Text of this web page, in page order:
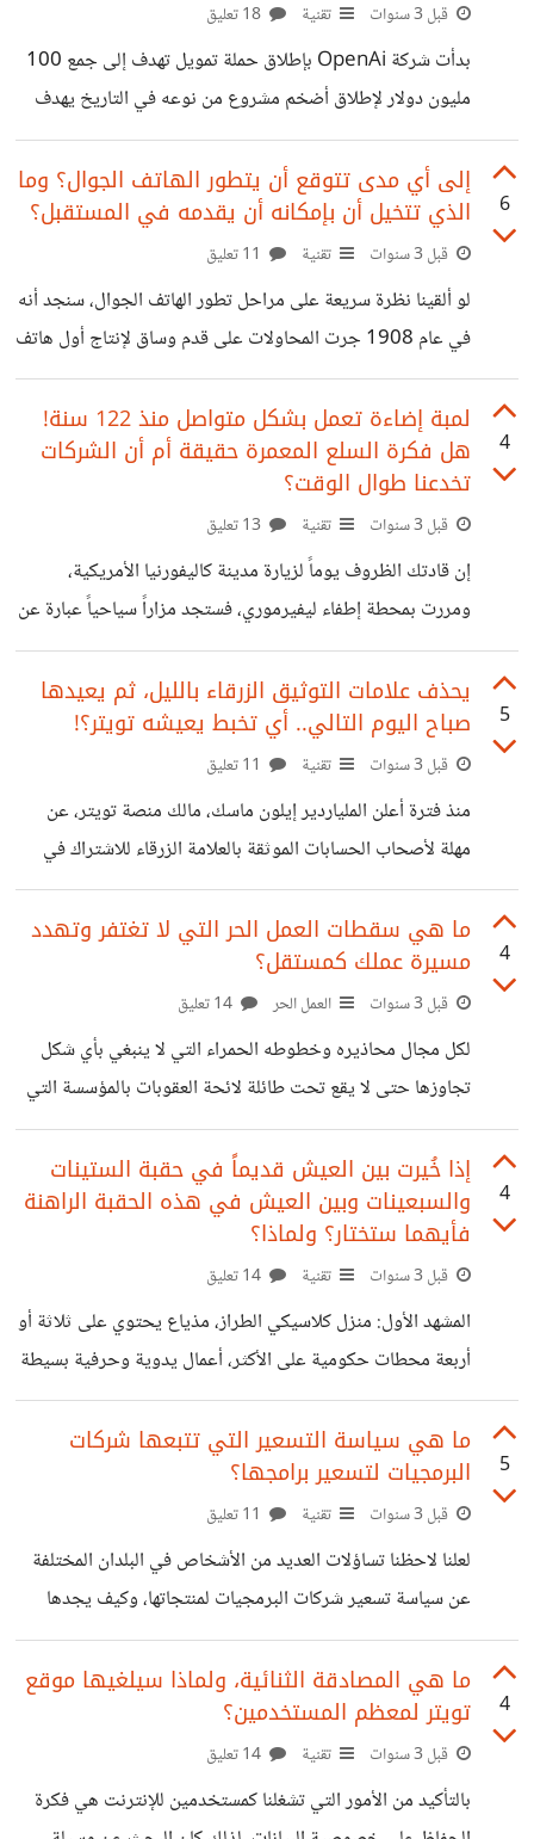
وطالبت جهات عديدة بحظره في بعض الدول، بينما لاقى انتشاراً
واسعاً في دول أخرى. لعل الفجوة الفكرية الكبيرة بين كل جيل
والذي يليه، هي أهم
قبل 3 سنوات تقنية
بدأت شركة OpenAi بإطلاق حملة تمويل تهدف إلى جمع 100
مليون دولار لإطلاق أضخم مشروع من نوعه في التاريخ يهدف
إلى مسح بصمة العين لكل إنسان على الكوكب، مقابل عملات
رقمية جديدة تدعى WorldCoin وتهدف تلك الحملة إلى تكوين
أكبر قاعدة بيانات لهويات المستخدمين في التاريخ، تتضمن سجل
بصمات العين لكل شخص في العالم، وذلك لغرض القضاء على
الهويات المزيفة وال bots التي تنتحل صفة بشر، وكذلك
التقييمات المزيفة على مواقع البيع والشراء ومواقع التواصل
6
إلى أي مدى تتوقع أن يتطور الهاتف الجوال؟ وما
الذي تتخيل أن بإمكانه أن يقدمه في المستقبل؟
قبل 3 سنوات تقنية
لو ألقينا نظرة سريعة على مراحل تطور الهاتف الجوال، سنجد أنه
في عام 1908 جرت المحاولات على قدم وساق لإنتاج أول هاتف
لاسلكي في التاريخ، واستمرت تلك المحاولات إلى أن ظهر أول
هاتف محمول متاح للعامة في عام 1973، وكان يزن 1.1 كلغ!
وفي عام 1992 تم إرسال أول رسالة نصية قصيرة SMS من
أول خدمة تحميل مدفوعة في العالم تقدم "رنات الهاتف"
المخصصة، عقبها إطلاق الوجوه التعبيرية "الإيموجيز"
4
لمبة إضاءة تعمل بشكل متواصل منذ 122 سنة!
هل فكرة السلع المعمرة حقيقة أم أن الشركات
تخدعنا طوال الوقت؟
قبل 3 سنوات تقنية
إن قادتك الظروف يوماً لزيارة مدينة كاليفورنيا الأمريكية،
ومررت بمحطة إطفاء ليفيرموري، فستجد مزاراً سياحياً عبارة عن
"لمبة" منزلية عادية جداً، ولكنها ليست كأي لمبة، إنها تضيء
بشكل مستمر منذ 122 عاماً، لم تتوقف خلالها إلا لسويعات
بسيطة جداً لنقلها من المنزل الذي كانت فيه إلى مركز الإطفاء
بالمدينة. صنعت هذه اللمبة شركة "شيلبي للإلكترونيات"، في
مدينة أوهايو الأمريكية، والتي تنتج الآن السيارات فائقة الجودة.
هذه اللمبة بسيطة جداً في تكوينها ولا تختلف كثيراً عن أي لمبة
5
يحذف علامات التوثيق الزرقاء بالليل، ثم يعيدها
صباح اليوم التالي.. أي تخبط يعيشه تويتر؟!
قبل 3 سنوات تقنية
منذ فترة أعلن الملياردير إيلون ماسك، مالك منصة تويتر، عن
مهلة لأصحاب الحسابات الموثقة بالعلامة الزرقاء للاشتراك في
خطة أسعار تويتر بلو للحفاظ على علامات التوثيق من الضياع،
وعندما جاء موعد انقضاء المهلة قام إيلون بالفعل بحذف جميع
علامات التوثيق من حسابات المشاهير والمؤسسات الكبرى، مما
أثار موجة سخط كبيرة داخل المنصة، واعترض معظم المشاهير
على تلك الخطوة ورفضوا إجبارهم على الاشتراك، بل وهدد
بعضهم بترك المنصة كلياً، لتحدث المفاجأة صباح اليوم التالي
4
ما هي سقطات العمل الحر التي لا تغتفر وتهدد
مسيرة عملك كمستقل؟
قبل 3 سنوات العمل الحر
لكل مجال محاذيره وخطوطه الحمراء التي لا ينبغي بأي شكل
تجاوزها حتى لا يقع تحت طائلة لائحة العقوبات بالمؤسسة التي
يعمل بها، وقد تكتفي بعض الشركات في المرة أولى بلفت النظر
للموظف، وتنبيهه بأنه في حال تكرار هذا الخطأ سيتم تنفيذ
العقوبة حسبما تقتضي اللائحة. ولكن، ماذا عن العمل الحر؟ ماذا
عن منصات توظيف المستقلين؟ ربما لا تحتوي صراحة على لائحة
عقوبات كالتي تفرضها الشركات النظامية، ولكن تجد دائماً قدامى
المستقلين وبواقع الخبرة والفترة التي قضوها في الأعمال الحرة
يحذرون
4
إذا خُيرت بين العيش قديماً في حقبة الستينات
والسبعينات وبين العيش في هذه الحقبة الراهنة
فأيهما ستختار؟ ولماذا؟
قبل 3 سنوات تقنية
المشهد الأول: منزل كلاسيكي الطراز، مذياع يحتوي على ثلاثة أو
أربعة محطات حكومية على الأكثر، أعمال يدوية وحرفية بسيطة
تبدأ في الصباح الباكر وتنتهي عند وقت العصر، تعود لمنزلك في
سيارة كلاسيكية بسيطة أو في وسيلة نقل عام تقليدية، تتناول
الغداء ثم تجلس في الشرفة لتناول الشاي والتسامر مع الزوجة
والأولاد، ثم زيارة لبعض الأقارب أو الخروج للتنزه، ثم عودة للنوم
مبكراً من أجل الاستعداد لليوم الجديد.. حياة بسيطة وهادئة ولا
تحتوي على أي وسيلة من وسائل التكنولوجيا الحديثة التي
5
ما هي سياسة التسعير التي تتبعها شركات
البرمجيات لتسعير برامجها؟
قبل 3 سنوات تقنية
لعلنا لاحظنا تساؤلات العديد من الأشخاص في البلدان المختلفة
عن سياسة تسعير شركات البرمجيات لمنتجاتها، وكيف يجدها
البعض غالية جداً وباهظة الثمن مقارنة برواتبهم ومستوى الأسعار
عندهم، ويجدها البعض الآخر بثمن وجبة واحدة أو فنجان قهوة
مع كعكة لذيذة! إن شركات البرمجيات التي تتخذ معظمها من
أمريكا والبلاد الأوروبية موطناً لها، تقدم خدماتها للعالم كله
بمختلف مستوياته الاقتصادية وحالته المادية، وليس فقط
مواطنوها الذين يعيشون نفس ظروفها المالية والاقتصادية.
4
ما هي المصادقة الثنائية، ولماذا سيلغيها موقع
تويتر لمعظم المستخدمين؟
قبل 3 سنوات تقنية
بالتأكيد من الأمور التي تشغلنا كمستخدمين للإنترنت هي فكرة